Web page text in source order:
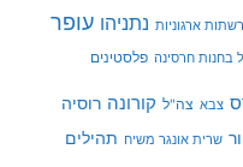
ארגוניות נתניהו עופר
בחנות חרסינה פלסטינים
צבא צה"ל קורונה רוסיה
שרית אונגר משיח תהילים